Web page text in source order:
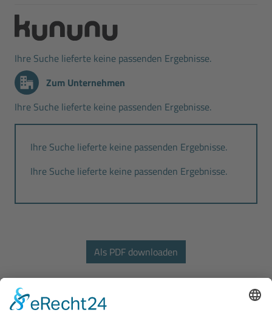
Ihre Suche lieferte keine passenden Ergebnisse.
Zum Unternehmen
Ihre Suche lieferte keine passenden Ergebnisse.
Ihre Suche lieferte keine passenden Ergebnisse.
Ihre Suche lieferte keine passenden Ergebnisse.